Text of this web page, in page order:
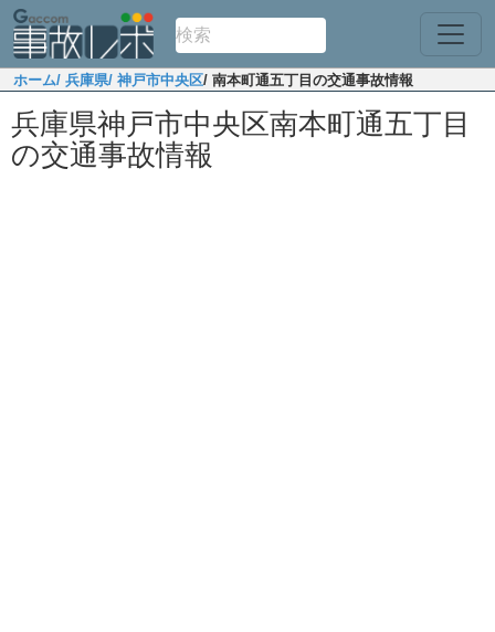
ホーム/ 兵庫県/ 神戸市中央区/ 南本町通五丁目の交通事故情報
兵庫県神戸市中央区南本町通五丁目
の交通事故情報